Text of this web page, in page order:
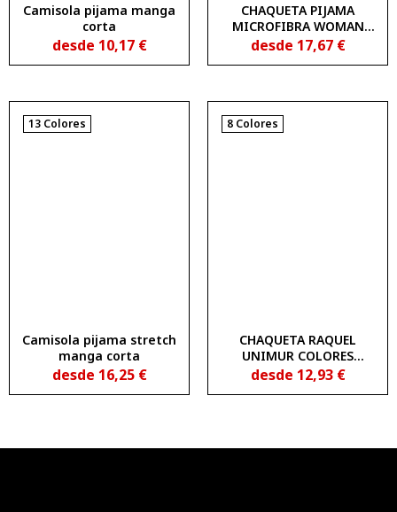
Camisola pijama manga
corta
desde 10,17 €
CHAQUETA PIJAMA
MICROFIBRA WOMAN
NEW WAVE UNIMUR
COLORS 1834150
desde 17,67 €
13 Colores
Camisola pijama stretch
manga corta
desde 16,25 €
8 Colores
CHAQUETA RAQUEL
UNIMUR COLORES
1833202
desde 12,93 €